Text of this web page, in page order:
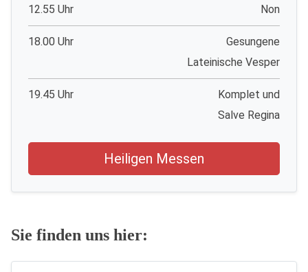
12.55 Uhr Non
18.00 Uhr
Gesungene
Lateinische Vesper
19.45 Uhr
Komplet und
Salve Regina
Heiligen Messen
Sie finden uns hier: